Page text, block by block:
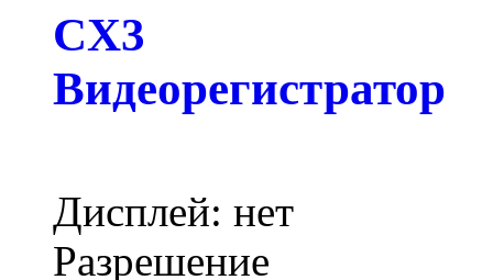
CX3
Видеорегистратор
Дисплей: нет
Разрешение